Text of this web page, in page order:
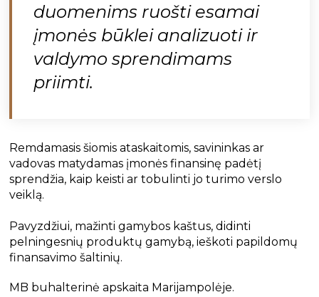
duomenims ruošti esamai
įmonės būklei analizuoti ir
valdymo sprendimams
priimti.
Remdamasis šiomis ataskaitomis, savininkas ar
vadovas matydamas įmonės finansinę padėtį
sprendžia, kaip keisti ar tobulinti jo turimo verslo
veiklą.
Pavyzdžiui, mažinti gamybos kaštus, didinti
pelningesnių produktų gamybą, ieškoti papildomų
finansavimo šaltinių.
MB buhalterinė apskaita Marijampolėje.